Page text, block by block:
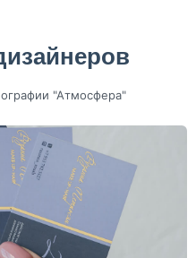
"Атмосфера"